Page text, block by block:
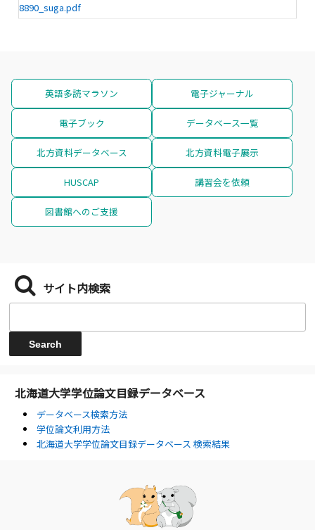
8890_suga.pdf
英語多読マラソン 電子ジャーナル
電子ブック データベース一覧
北方資料データベース 北方資料電子展示
HUSCAP 講習会を依頼
図書館へのご支援
サイト内検索
北海道大学学位論文目録データベース
データベース検索方法
学位論文利用方法
北海道大学学位論文目録データベース 検索結果